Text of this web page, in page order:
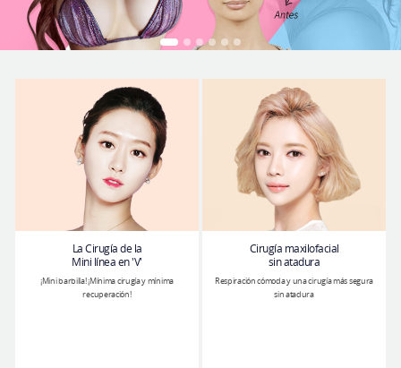
Cirugía plástica segura
Consulta en línea
La Cirugía de la
Mini línea en 'V'
¡Mini barbilla! ¡Mínima cirugía y mínima
recuperación!
Cirugía maxilofacial
sin atadura
Respiración cómoda y una cirugía más segura
sin atadura